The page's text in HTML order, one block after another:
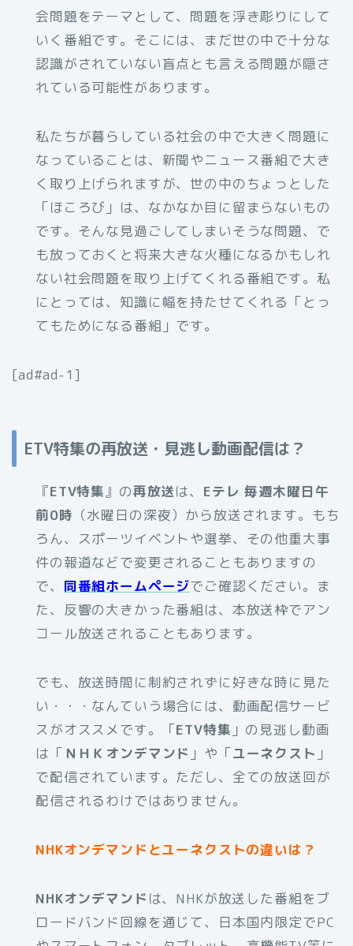
会問題をテーマとして、問題を浮き彫りにして
いく番組です。そこには、まだ世の中で十分な
認識がされていない盲点とも言える問題が隠さ
れている可能性があります。
私たちが暮らしている社会の中で大きく問題に
なっていることは、新聞やニュース番組で大き
く取り上げられますが、世の中のちょっとした
「ほころび」は、なかなか目に留まらないもの
です。そんな見過ごしてしまいそうな問題、で
も放っておくと将来大きな火種になるかもしれ
ない社会問題を取り上げてくれる番組です。私
にとっては、知識に幅を持たせてくれる「とっ
てもためになる番組」です。
[ad#ad-1]
ETV特集の再放送・見逃し動画配信は？
『ETV特集』の再放送は、 Eテレ 毎週木曜日午
前0時 （水曜日の深夜）から放送されます。もち
ろん、スポーツイベントや選挙、その他重大事
件の報道などで変更されることもありますの
で、 同番組ホームページでご確認ください。ま
た、反響の大きかった番組は、本放送枠でアン
コール放送されることもあります。
でも、放送時間に制約されずに好きな時に見た
い・・・なんていう場合には、動画配信サービ
スがオススメです。「ETV特集 」の見逃し動画
は「 ＮＨＫオンデマンド 」や「ユーネクスト 」
で配信されています。ただし、全ての放送回が
配信されるわけではありません。
NHKオンデマンドとユーネクストの違いは？
NHKオンデマンド は、NHKが放送した番組をブ
ロードバンド回線を通じて、日本国内限定でPC